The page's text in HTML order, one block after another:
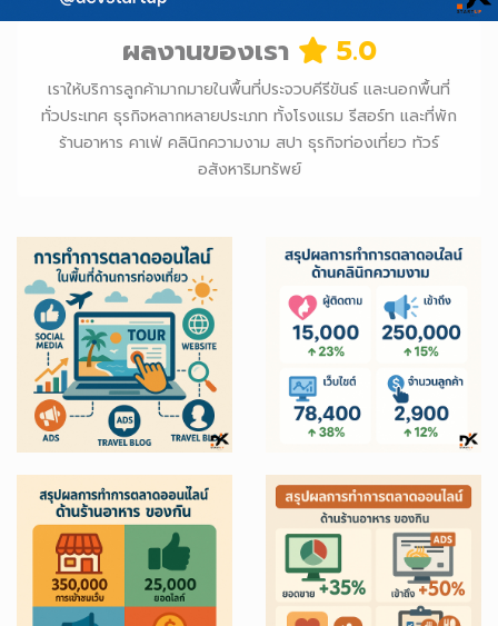
ผลงานของเรา 5.0
เราให้บริการลูกค้ามากมายในพื้นที่ประจวบคีรีขันธ์ และนอกพื้นที่
ทั่วประเทศ ธุรกิจหลากหลายประเภท ทั้งโรงแรม รีสอร์ท และที่พัก
ร้านอาหาร คาเฟ่ คลินิกความงาม สปา ธุรกิจท่องเที่ยว ทัวร์
อสังหาริมทรัพย์